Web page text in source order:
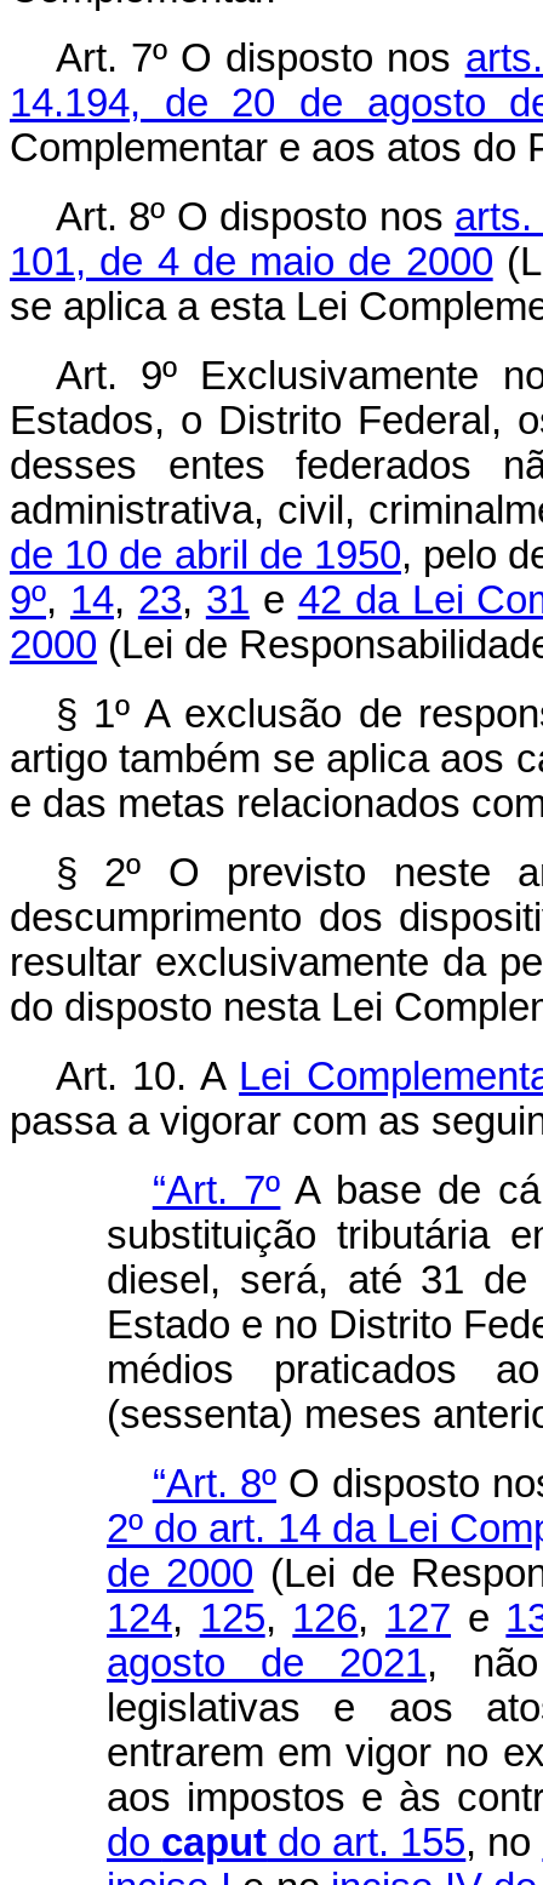
Art. 7º O disposto nos
14.194, de 20 de agosto
Complementar e aos atos do
Art. 8º O disposto nos arts.
101, de 4 de maio de 2000
se aplica a esta Lei
Art. 9º Exclusivamente
Estados, o Distrito Federal,
desses entes federados
administrativa, civil,
de 10 de abril de 1950, pelo
9º, 14, 23, 31 e 42 da Lei
2000 (Lei de
§ 1º A exclusão de
artigo também se aplica aos
e das metas relacionados
§ 2º O previsto neste
descumprimento dos
resultar exclusivamente da
do disposto nesta Lei
Art. 10. A Lei
passa a vigorar com as
“Art. 7º A base de
substituição tributária
diesel, será, até 31
Estado e no Distrito
médios praticados
(sessenta) meses
“Art. 8ºO disposto
2º do art. 14 da Lei
de 2000 (Lei de
124, 125, 126, 127 e
agosto de 2021,
legislativas e aos
entrarem em vigor no
aos impostos e às
do caput do art. 155, no